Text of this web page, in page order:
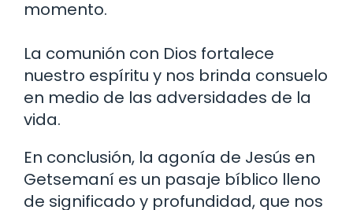
momento.
La comunión con Dios fortalece
nuestro espíritu y nos brinda consuelo
en medio de las adversidades de la
vida.
En conclusión, la agonía de Jesús en
Getsemaní es un pasaje bíblico lleno
de significado y profundidad, que nos